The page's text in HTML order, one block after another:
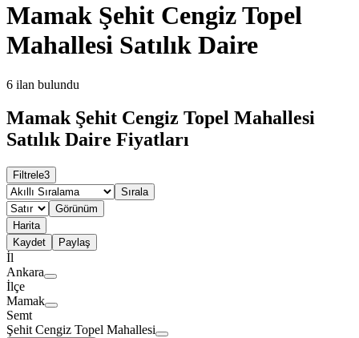
Mamak Şehit Cengiz Topel
Mahallesi Satılık Daire
6 ilan bulundu
Mamak Şehit Cengiz Topel Mahallesi
Satılık Daire Fiyatları
Filtrele3
Sırala
Görünüm
Harita
Kaydet
Paylaş
İl
Ankara
İlçe
Mamak
Semt
Şehit Cengiz Topel Mahallesi